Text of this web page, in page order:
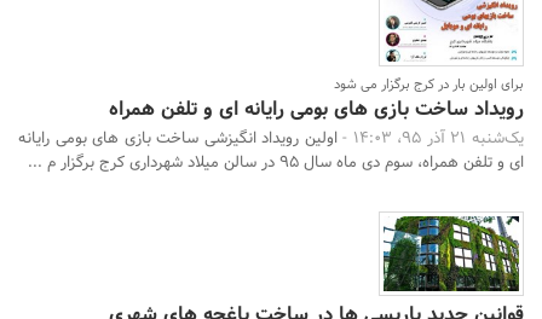
برای اولین بار در کرج برگزار می شود
رویداد ساخت بازی های بومی رایانه ای و تلفن همراه
یک‌شنبه 21 آذر 95، 14:03 -
اولین رویداد انگیزشی ساخت بازی های بومی رایانه
ای و تلفن همراه، سوم دی ماه سال 95 در سالن میلاد شهرداری کرج برگزار م ...